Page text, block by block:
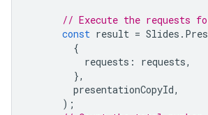
// Execute the requests
const result = Slides .
{
requests : requests,
},
presentationCopyId,
);